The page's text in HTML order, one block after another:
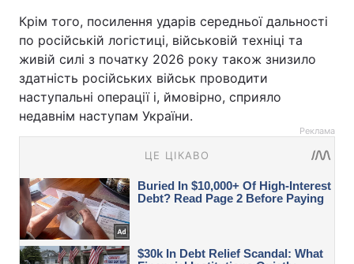
Крім того, посилення ударів середньої дальності
по російській логістиці, військовій техніці та
живій силі з початку 2026 року також знизило
здатність російських військ проводити
наступальні операції і, ймовірно, сприяло
недавнім наступам України.
Реклама